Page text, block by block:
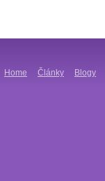
Home Články Blogy